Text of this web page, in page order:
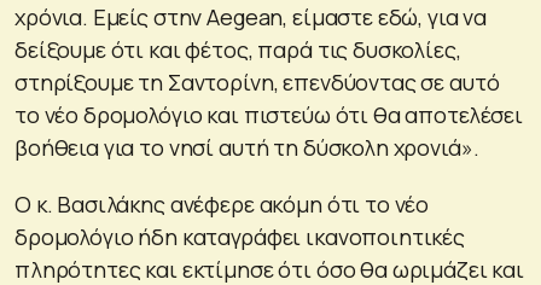
χρόνια. Εμείς στην Aegean, είμαστε εδώ, για να
δείξουμε ότι και φέτος, παρά τις δυσκολίες,
στηρίξουμε τη Σαντορίνη, επενδύοντας σε αυτό
το νέο δρομολόγιο και πιστεύω ότι θα αποτελέσει
βοήθεια για το νησί αυτή τη δύσκολη χρονιά».
Ο κ. Βασιλάκης ανέφερε ακόμη ότι το νέο
δρομολόγιο ήδη καταγράφει ικανοποιητικές
πληρότητες και εκτίμησε ότι όσο θα ωριμάζει και